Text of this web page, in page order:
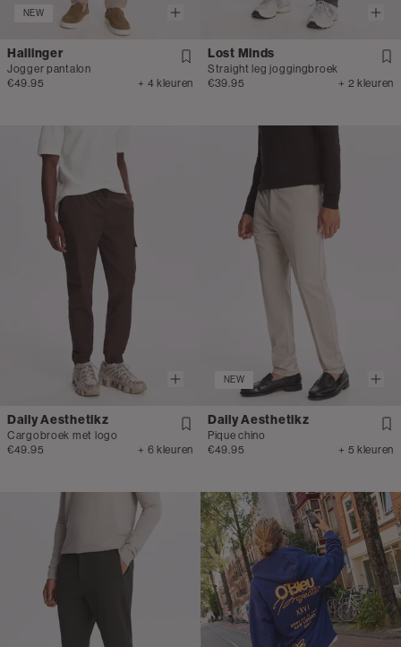
NEW
Hallinger
Jogger pantalon
€49.95
+ 4 kleuren
Lost Minds
Straight leg joggingbroek
€39.95
+ 2 kleuren
Daily Aesthetikz
Cargobroek met logo
€49.95
+ 6 kleuren
NEW
Daily Aesthetikz
Pique chino
€49.95
+ 5 kleuren
clicks-
inline-
banner:sweaters-
en-
hoodies-
heren